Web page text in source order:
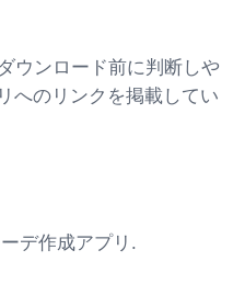
ウンロード前に判断しや
へのリンクを掲載してい
デ作成アプリ.